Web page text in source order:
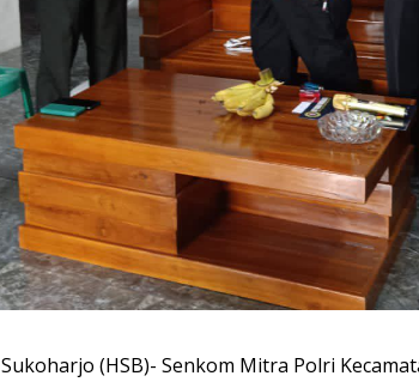
Sukoharjo (HSB)- Senkom Mitra Polri